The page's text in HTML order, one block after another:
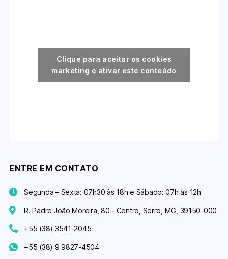
Clique para aceitar os cookies
marketing e ativar este conteúdo
ENTRE EM CONTATO
Segunda – Sexta: 07h30 às 18h e Sábado: 07h às 12h
R. Padre João Moreira, 80 - Centro, Serro, MG, 39150-000
+55 (38) 3541-2045
‪+55 (38) 9 9827-4504‬